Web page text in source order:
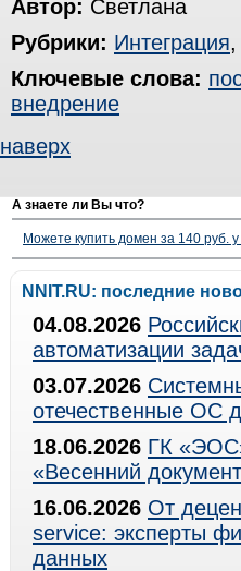
Автор: Светлана
Рубрики: Интеграция
Ключевые слова:
внедрение
наверх
А знаете ли Вы что?
Можете купить домен за 140 руб.
NNIT.RU: последние
04.08.2026
автоматизации
03.07.2026
отечественные ОС
18.06.2026 ГК
«Весенний
16.06.2026 От
service: эксперты
данных